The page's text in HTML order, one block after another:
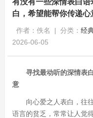
有没有一些深情表白
白，希望能帮你传递心
作者：佚名 | 分类： 经
2026-06-05
寻找最动听的深情表
意
向心爱之人表白，往
语言的贫乏，常常让人觉